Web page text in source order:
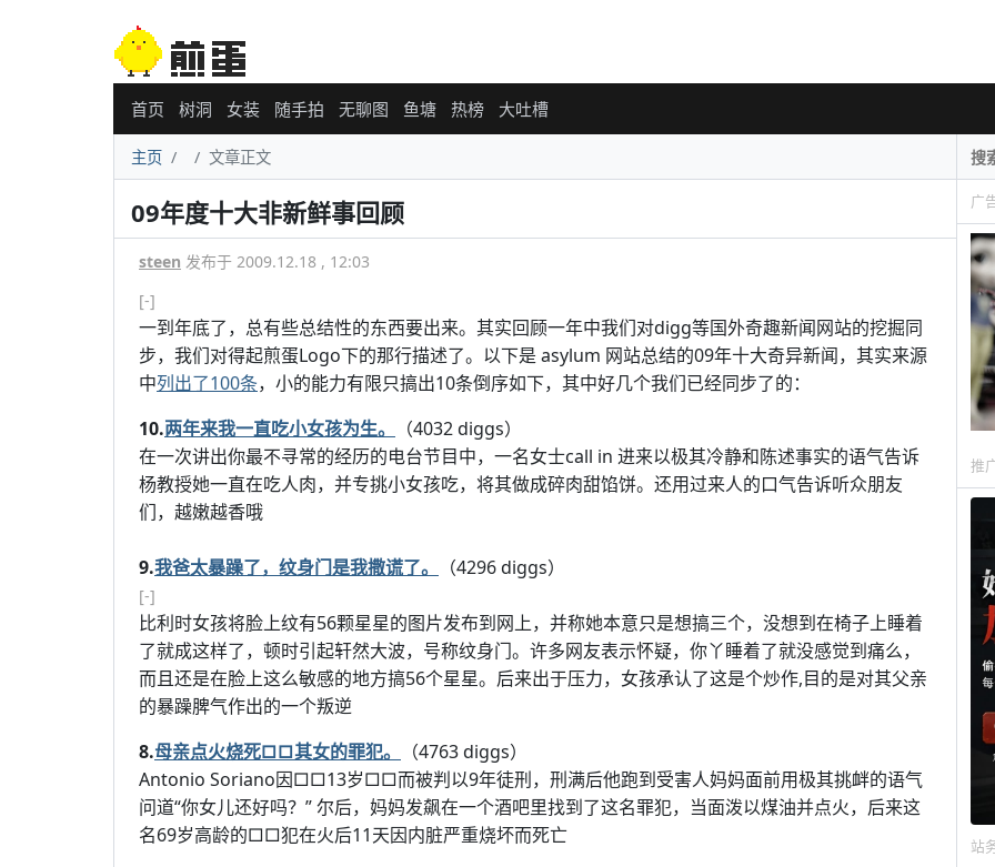
首页 树洞 女装 随手拍 无聊图 鱼塘 热榜 大吐槽
主页 文章正文
09年度十大非新鲜事回顾
steen 发布于 2009.12.18 , 12:03
[-]
一到年底了，总有些总结性的东西要出来。其实回顾一年中我们对digg等国外奇趣新闻网站的挖掘同
步，我们对得起煎蛋Logo下的那行描述了。以下是 asylum 网站总结的09年十大奇异新闻，其实来源
中列出了100条，小的能力有限只搞出10条倒序如下，其中好几个我们已经同步了的：
10.两年来我一直吃小女孩为生。
（4032 diggs）
在一次讲出你最不寻常的经历的电台节目中，一名女士call in 进来以极其冷静和陈述事实的语气告诉
杨教授她一直在吃人肉，并专挑小女孩吃，将其做成碎肉甜馅饼。还用过来人的口气告诉听众朋友
们，越嫩越香哦
9.我爸太暴躁了，纹身门是我撒谎了。 （4296 diggs）
[-]
比利时女孩将脸上纹有56颗星星的图片发布到网上，并称她本意只是想搞三个，没想到在椅子上睡着
了就成这样了，顿时引起轩然大波，号称纹身门。许多网友表示怀疑，你丫睡着了就没感觉到痛么，
而且还是在脸上这么敏感的地方搞56个星星。后来出于压力，女孩承认了这是个炒作,目的是对其父亲
的暴躁脾气作出的一个叛逆
8.母亲点火烧死□□其女的罪犯。
（4763 diggs）
Antonio Soriano因□□13岁□□而被判以9年徒刑，刑满后他跑到受害人妈妈面前用极其挑衅的语气
问道“你女儿还好吗？” 尔后，妈妈发飙在一个酒吧里找到了这名罪犯，当面泼以煤油并点火，后来这
名69岁高龄的□□犯在火后11天因内脏严重烧坏而死亡
广
推
站